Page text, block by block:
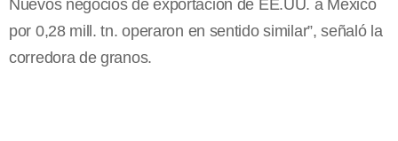
Nuevos negocios de exportación de EE.UU. a México
por 0,28 mill. tn. operaron en sentido similar”, señaló la
corredora de granos.